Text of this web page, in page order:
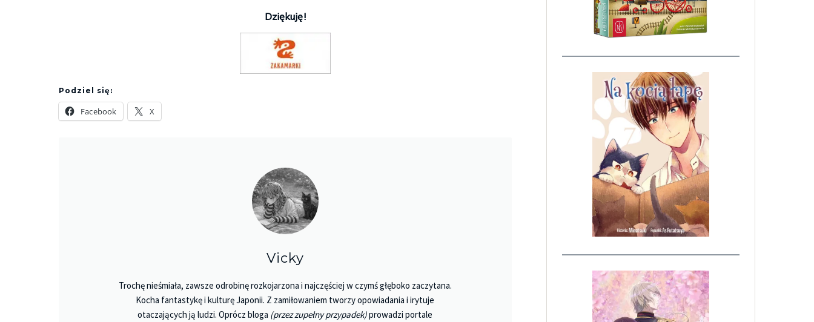
Dziękuję!
Podziel się:
Facebook X
Vicky
Trochę nieśmiała, zawsze odrobinę rozkojarzona i najczęściej w czymś głęboko zaczytana.
Kocha fantastykę i kulturę Japonii. Z zamiłowaniem tworzy opowiadania i irytuje
otaczających ją ludzi. Oprócz bloga (przez zupełny przypadek)prowadzi portale